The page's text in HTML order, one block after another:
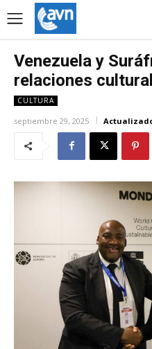
Venezuela y
relaciones
CULTURA
septiembre 29, 2025